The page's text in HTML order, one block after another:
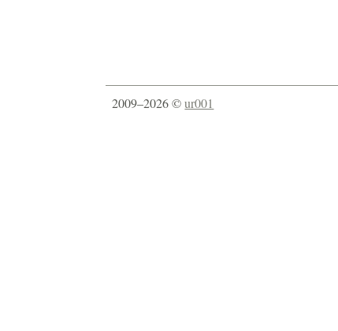
2009–2026 ©ur001